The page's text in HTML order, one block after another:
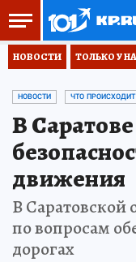
НОВОСТИ ТОЛЬКО У
НОВОСТИ ЧТО ПРОИСХОДИТ
В
движения
В Саратовской
по вопросам
дорогах